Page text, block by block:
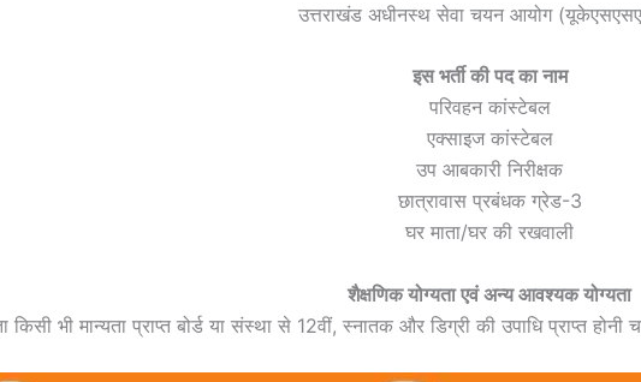
उत्तराखंड अधीनस्थ सेवा चयन आयोग
इस भर्ती की पद का नाम
परिवहन कांस्टेबल
एक्साइज कांस्टेबल
उप आबकारी निरीक्षक
छात्रावास प्रबंधक ग्रेड-3
घर माता/घर की रखवाली
शैक्षणिक योग्यता एवं अन्य आवश्यक योग्यता
किसी भी मान्यता प्राप्त बोर्ड या संस्था से 12वीं, स्नातक और डिग्री की उपाधि प्राप्त